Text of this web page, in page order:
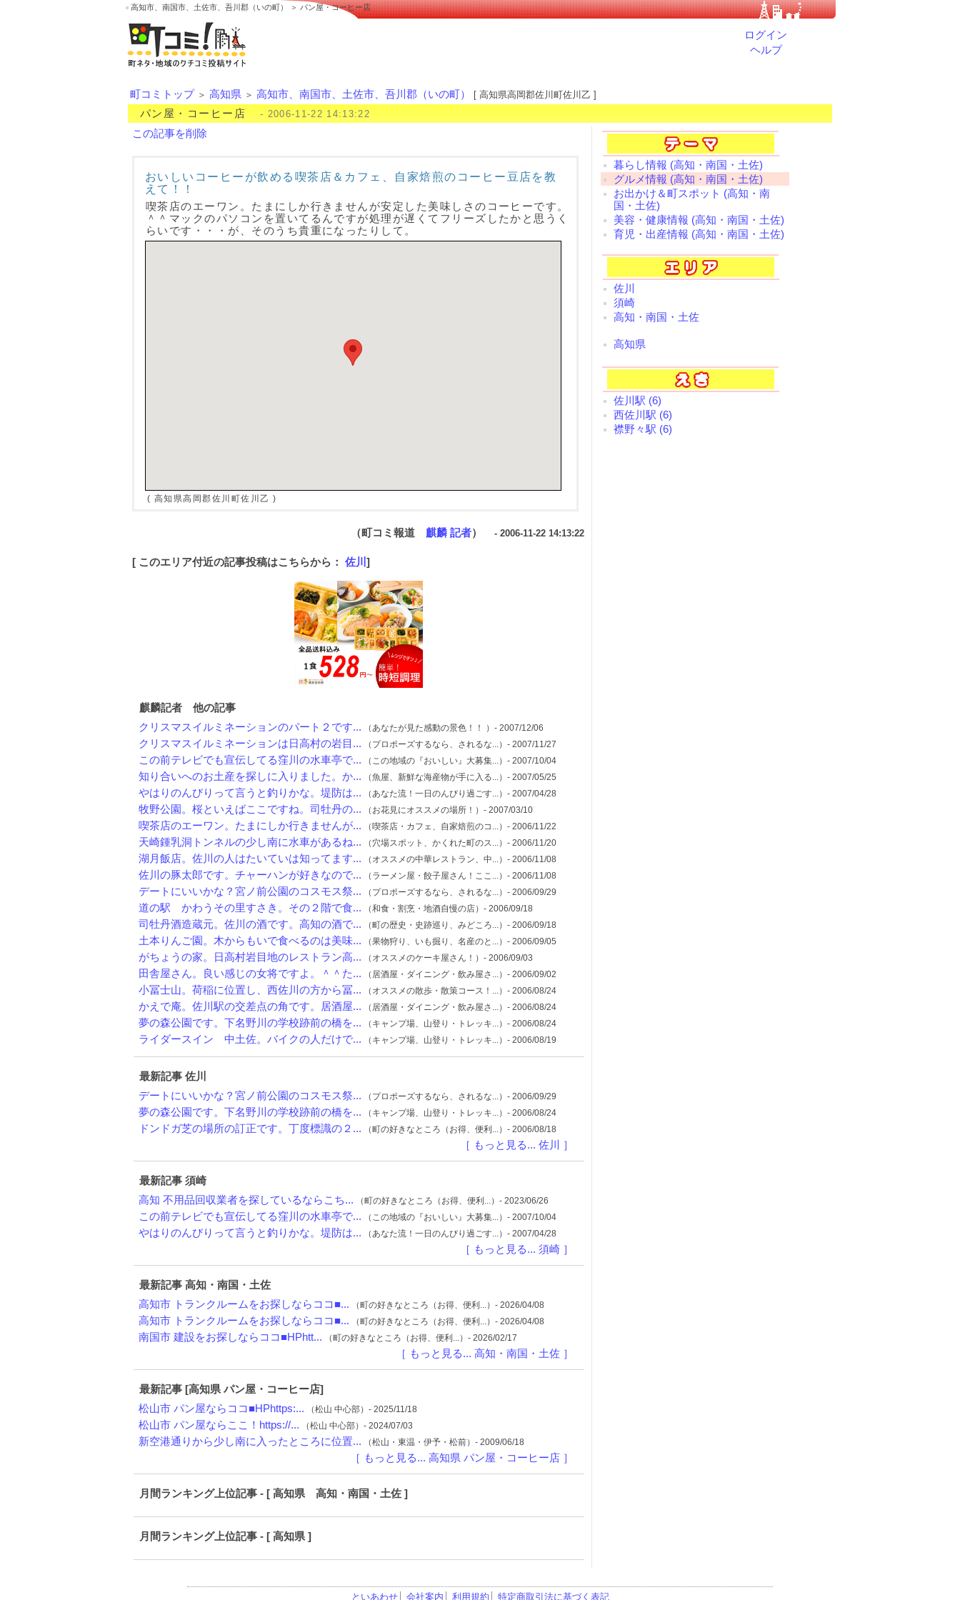
高知市、南国市、土佐市、吾川郡（いの町） ＞ パン屋・コーヒー店
ログイン
ヘルプ
町コミトップ ＞ 高知県 ＞ 高知市、南国市、土佐市、吾川郡（いの町） [ 高知県高岡郡佐川町佐川乙 ]
パン屋・コーヒー店 - 2006-11-22 14:13:22
この記事を削除
おいしいコーヒーが飲める喫茶店＆カフェ、自家焙煎のコーヒー豆店を教
えて！！
喫茶店のエーワン。たまにしか行きませんが安定した美味しさのコーヒーです。
＾＾マックのパソコンを置いてるんですが処理が遅くてフリーズしたかと思うく
らいです・・・が、そのうち貴重になったりして。
( 高知県高岡郡佐川町佐川乙 )
（町コミ報道 麒麟 記者） - 2006-11-22 14:13:22
[ このエリア付近の記事投稿はこちらから： 佐川 ]
麒麟記者 他の記事
クリスマスイルミネーションのパート２です... （あなたが見た感動の景色！！ ）- 2007/12/06
クリスマスイルミネーションは日高村の岩目... （プロポーズするなら、されるな...）- 2007/11/27
この前テレビでも宣伝してる窪川の水車亭で... （この地域の『おいしい』大募集...）- 2007/10/04
知り合いへのお土産を探しに入りました。か... （魚屋、新鮮な海産物が手に入る...）- 2007/05/25
やはりのんびりって言うと釣りかな。堤防は... （あなた流！一日のんびり過ごす...）- 2007/04/28
牧野公園。桜といえばここですね。司牡丹の... （お花見にオススメの場所！）- 2007/03/10
喫茶店のエーワン。たまにしか行きませんが... （喫茶店・カフェ、自家焙煎のコ...）- 2006/11/22
天崎鍾乳洞トンネルの少し南に水車があるね... （穴場スポット、かくれた町のス...）- 2006/11/20
湖月飯店。佐川の人はたいていは知ってます... （オススメの中華レストラン、中...）- 2006/11/08
佐川の豚太郎です。チャーハンが好きなので... （ラーメン屋・餃子屋さん！ここ...）- 2006/11/08
デートにいいかな？宮ノ前公園のコスモス祭... （プロポーズするなら、されるな...）- 2006/09/29
道の駅 かわうその里すさき。その２階で食... （和食・割烹・地酒自慢の店）- 2006/09/18
司牡丹酒造蔵元。佐川の酒です。高知の酒で... （町の歴史・史跡巡り、みどころ...）- 2006/09/18
土本りんご園。木からもいで食べるのは美味... （果物狩り、いも掘り、名産のと...）- 2006/09/05
がちょうの家。日高村岩目地のレストラン高... （オススメのケーキ屋さん！）- 2006/09/03
田舎屋さん。良い感じの女将ですよ。＾＾た... （居酒屋・ダイニング・飲み屋さ...）- 2006/09/02
小冨士山。荷稲に位置し、西佐川の方から冨... （オススメの散歩・散策コース！...）- 2006/08/24
かえで庵。佐川駅の交差点の角です。居酒屋... （居酒屋・ダイニング・飲み屋さ...）- 2006/08/24
夢の森公園です。下名野川の学校跡前の橋を... （キャンプ場、山登り・トレッキ...）- 2006/08/24
ライダースイン 中土佐。バイクの人だけで... （キャンプ場、山登り・トレッキ...）- 2006/08/19
最新記事 佐川
デートにいいかな？宮ノ前公園のコスモス祭... （プロポーズするなら、されるな...）- 2006/09/29
夢の森公園です。下名野川の学校跡前の橋を... （キャンプ場、山登り・トレッキ...）- 2006/08/24
ドンドガ芝の場所の訂正です。丁度標識の２... （町の好きなところ（お得、便利...）- 2006/08/18
［ もっと見る... 佐川 ］
最新記事 須崎
高知 不用品回収業者を探しているならこち... （町の好きなところ（お得、便利...）- 2023/06/26
この前テレビでも宣伝してる窪川の水車亭で... （この地域の『おいしい』大募集...）- 2007/10/04
やはりのんびりって言うと釣りかな。堤防は... （あなた流！一日のんびり過ごす...）- 2007/04/28
［ もっと見る... 須崎 ］
最新記事 高知・南国・土佐
高知市 トランクルームをお探しならココ■... （町の好きなところ（お得、便利...）- 2026/04/08
高知市 トランクルームをお探しならココ■... （町の好きなところ（お得、便利...）- 2026/04/08
南国市 建設をお探しならココ■HPhtt... （町の好きなところ（お得、便利...）- 2026/02/17
［ もっと見る... 高知・南国・土佐 ］
最新記事 [高知県 パン屋・コーヒー店]
松山市 パン屋ならココ■HPhttps:... （松山 中心部）- 2025/11/18
松山市 パン屋ならここ！https://... （松山 中心部）- 2024/07/03
新空港通りから少し南に入ったところに位置... （松山・東温・伊予・松前）- 2009/06/18
［ もっと見る... 高知県 パン屋・コーヒー店 ］
月間ランキング上位記事 - [ 高知県 高知・南国・土佐 ]
月間ランキング上位記事 - [ 高知県 ]
暮らし情報 (高知・南国・土佐)
グルメ情報 (高知・南国・土佐)
お出かけ＆町スポット (高知・南
国・土佐)
美容・健康情報 (高知・南国・土佐)
育児・出産情報 (高知・南国・土佐)
佐川
須崎
高知・南国・土佐
高知県
佐川駅 (6)
西佐川駅 (6)
襟野々駅 (6)
といあわせ│ 会社案内 利用規約 特定商取引法に基づく表記